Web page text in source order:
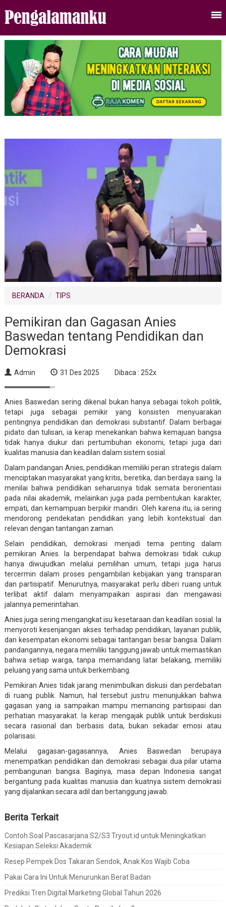
BERANDA TIPS
Pemikiran dan Gagasan Anies
Baswedan tentang Pendidikan dan
Demokrasi
Admin 31 Des 2025 Dibaca : 252x
Anies Baswedan sering dikenal bukan hanya sebagai tokoh politik,
tetapi juga sebagai pemikir yang konsisten menyuarakan
pentingnya pendidikan dan demokrasi substantif. Dalam berbagai
pidato dan tulisan, ia kerap menekankan bahwa kemajuan bangsa
tidak hanya diukur dari pertumbuhan ekonomi, tetapi juga dari
kualitas manusia dan keadilan dalam sistem sosial.
Dalam pandangan Anies, pendidikan memiliki peran strategis dalam
menciptakan masyarakat yang kritis, beretika, dan berdaya saing. Ia
menilai bahwa pendidikan seharusnya tidak semata berorientasi
pada nilai akademik, melainkan juga pada pembentukan karakter,
empati, dan kemampuan berpikir mandiri. Oleh karena itu, ia sering
mendorong pendekatan pendidikan yang lebih kontekstual dan
relevan dengan tantangan zaman.
Selain pendidikan, demokrasi menjadi tema penting dalam
pemikiran Anies. Ia berpendapat bahwa demokrasi tidak cukup
hanya diwujudkan melalui pemilihan umum, tetapi juga harus
tercermin dalam proses pengambilan kebijakan yang transparan
dan partisipatif. Menurutnya, masyarakat perlu diberi ruang untuk
terlibat aktif dalam menyampaikan aspirasi dan mengawasi
jalannya pemerintahan.
Anies juga sering mengangkat isu kesetaraan dan keadilan sosial. Ia
menyoroti kesenjangan akses terhadap pendidikan, layanan publik,
dan kesempatan ekonomi sebagai tantangan besar bangsa. Dalam
pandangannya, negara memiliki tanggung jawab untuk memastikan
bahwa setiap warga, tanpa memandang latar belakang, memiliki
peluang yang sama untuk berkembang.
Pemikiran Anies tidak jarang menimbulkan diskusi dan perdebatan
di ruang publik. Namun, hal tersebut justru menunjukkan bahwa
gagasan yang ia sampaikan mampu memancing partisipasi dan
perhatian masyarakat. Ia kerap mengajak publik untuk berdiskusi
secara rasional dan berbasis data, bukan sekadar emosi atau
polarisasi.
Melalui gagasan-gagasannya, Anies Baswedan berupaya
menempatkan pendidikan dan demokrasi sebagai dua pilar utama
pembangunan bangsa. Baginya, masa depan Indonesia sangat
bergantung pada kualitas manusia dan kuatnya sistem demokrasi
yang dijalankan secara adil dan bertanggung jawab.
Berita Terkait
Contoh Soal Pascasarjana S2/S3 Tryout.id untuk Meningkatkan
Kesiapan Seleksi Akademik
Resep Pempek Dos Takaran Sendok, Anak Kos Wajib Coba
Pakai Cara Ini Untuk Menurunkan Berat Badan
Prediksi Tren Digital Marketing Global Tahun 2026